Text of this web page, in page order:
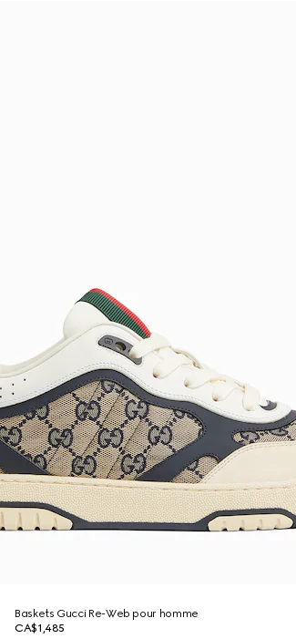
Baskets Gucci Re-Web pour homme
CA$1,485